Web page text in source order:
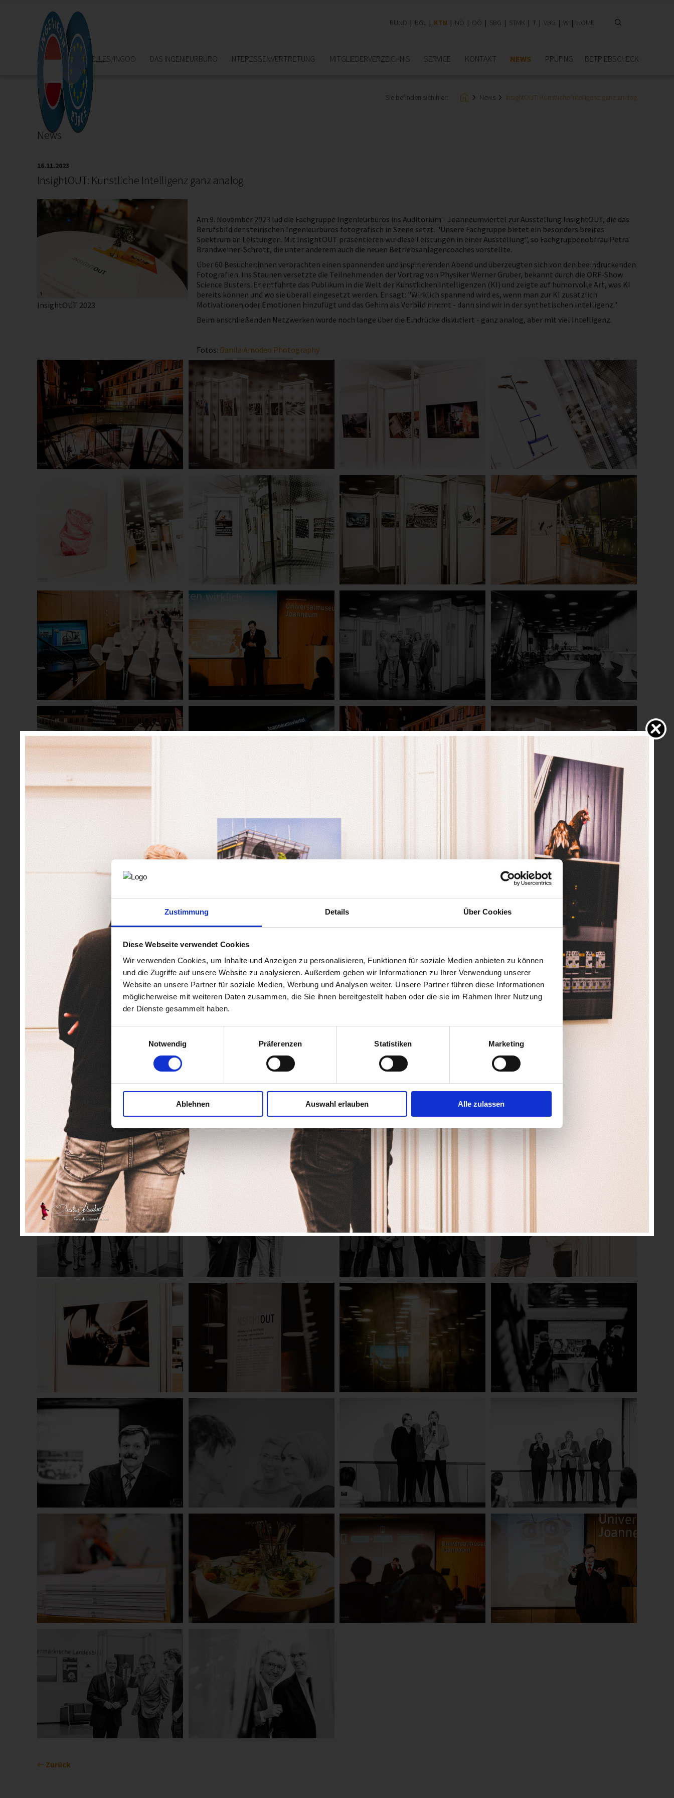
Zustimmung Details Über Cookies
Diese Webseite verwendet Cookies
Wir verwenden Cookies, um Inhalte und Anzeigen zu personalisieren, Funktionen für soziale Medien anbieten zu können
und die Zugriffe auf unsere Website zu analysieren. Außerdem geben wir Informationen zu Ihrer Verwendung unserer
Website an unsere Partner für soziale Medien, Werbung und Analysen weiter. Unsere Partner führen diese Informationen
möglicherweise mit weiteren Daten zusammen, die Sie ihnen bereitgestellt haben oder die sie im Rahmen Ihrer Nutzung
der Dienste gesammelt haben.
Notwendig
Präferenzen Statistiken Marketing
Ablehnen Auswahl erlauben Alle zulassen
BUND BGL KTN NÖ OÖ SBG STMK T VBG W HOME
HOME AKTUELLES/INGOO DAS INGENIEURBÜRO INTERESSEN­VERTRETUNG MITGLIEDER­VERZEICHNIS SERVICE KONTAKT NEWS PRÜFING BETRIEBSCHECK
Sie befinden sich hier: News InsightOUT: Künstliche Intelligenz ganz analog
News
16.11.2023
InsightOUT: Künstliche Intelligenz ganz analog
InsightOUT 2023
Am 9. November 2023 lud die Fachgruppe Ingenieurbüros ins Auditorium - Joanneumviertel zur Ausstellung InsightOUT, die das
Berufsbild der steirischen Ingenieurbüros fotografisch in Szene setzt. "Unsere Fachgruppe bietet ein besonders breites
Spektrum an Leistungen. Mit InsightOUT präsentieren wir diese Leistungen in einer Ausstellung", so Fachgruppenobfrau Petra
Brandweiner-Schrott, die unter anderem auch die neuen Betriebsanlagencoaches vorstellte.
Über 60 Besucher:innen verbrachten einen spannenden und inspirierenden Abend und überzeugten sich von den beeindruckenden
Fotografien. Ins Staunen versetzte die Teilnehmenden der Vortrag von Physiker Werner Gruber, bekannt durch die ORF-Show
Science Busters. Er entführte das Publikum in die Welt der Künstlichen Intelligenzen (KI) und zeigte auf humorvolle Art, was KI
bereits können und wo sie überall eingesetzt werden. Er sagt: "Wirklich spannend wird es, wenn man zur KI zusätzlich
Motivationen oder Emotionen hinzufügt und das Gehirn als Vorbild nimmt - dann sind wir in der synthetischen Intelligenz."
Beim anschließenden Netzwerken wurde noch lange über die Eindrücke diskutiert - ganz analog, aber mit viel Intelligenz.
Fotos: Danila Amodeo Photography
Zurück